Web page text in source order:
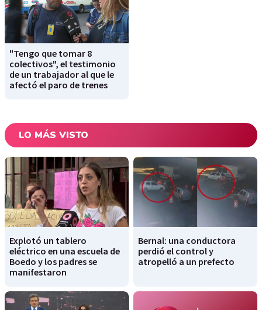
"Tengo que tomar 8
colectivos", el testimonio
de un trabajador al que le
afectó el paro de trenes
LO MÁS VISTO
Explotó un tablero
eléctrico en una escuela de
Boedo y los padres se
manifestaron
Bernal: una conductora
perdió el control y
atropelló a un prefecto